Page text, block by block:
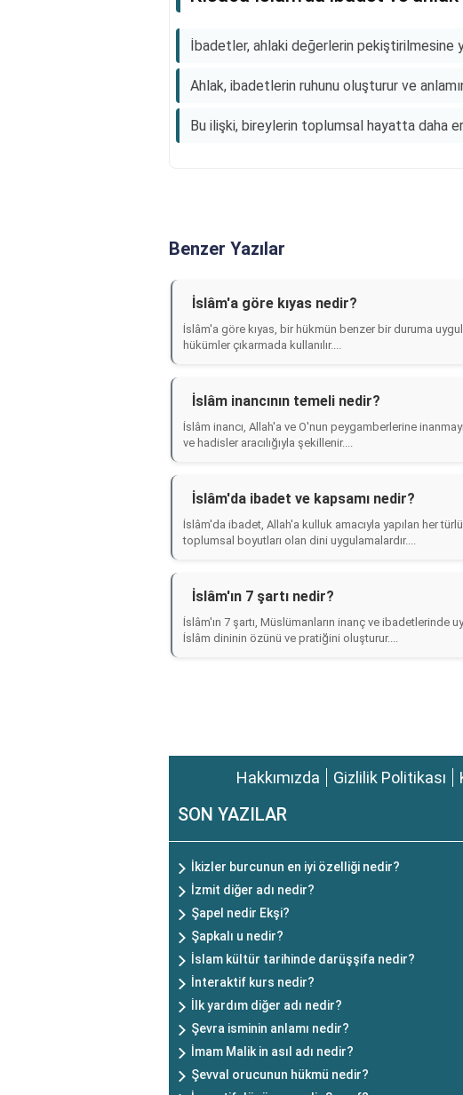
İbadetler, ahlaki değerlerin pekiştirilmesine
Ahlak, ibadetlerin ruhunu oluşturur ve
Bu ilişki, bireylerin toplumsal hayatta daha
Benzer Yazılar
İslâm'a göre kıyas nedir?
İslâm'a göre kıyas, bir hükmün benzer bir duruma
hükümler çıkarmada kullanılır....
İslâm inancının temeli nedir?
İslâm inancı, Allah'a ve O'nun peygamberlerine
ve hadisler aracılığıyla şekillenir....
İslâm'da ibadet ve kapsamı nedir?
İslâm'da ibadet, Allah'a kulluk amacıyla yapılan her
toplumsal boyutları olan dini uygulamalardır....
İslâm'ın 7 şartı nedir?
İslâm'ın 7 şartı, Müslümanların inanç ve ibadetlerinde
İslâm dininin özünü ve pratiğini oluşturur....
Hakkımızda Gizlilik Politikası
SON YAZILAR
İkizler burcunun en iyi özelliği nedir?
İzmit diğer adı nedir?
Şapel nedir Ekşi?
Şapkalı u nedir?
İslam kültür tarihinde darüşşifa nedir?
İnteraktif kurs nedir?
İlk yardım diğer adı nedir?
Şevra isminin anlamı nedir?
İmam Malik in asıl adı nedir?
Şevval orucunun hükmü nedir?